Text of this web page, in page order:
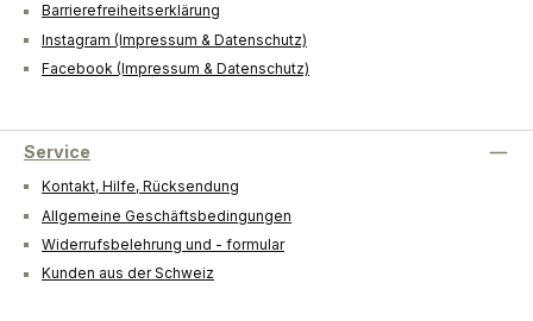
Barrierefreiheitserklärung
Instagram (Impressum & Datenschutz)
Facebook (Impressum & Datenschutz)
Service
Kontakt, Hilfe, Rücksendung
Allgemeine Geschäftsbedingungen
Widerrufsbelehrung und - formular
Kunden aus der Schweiz